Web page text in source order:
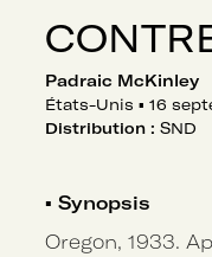
Padraic McKinley
États-Unis ▪ 16
Distribution :SND
▪Synopsis
Oregon, 1933.